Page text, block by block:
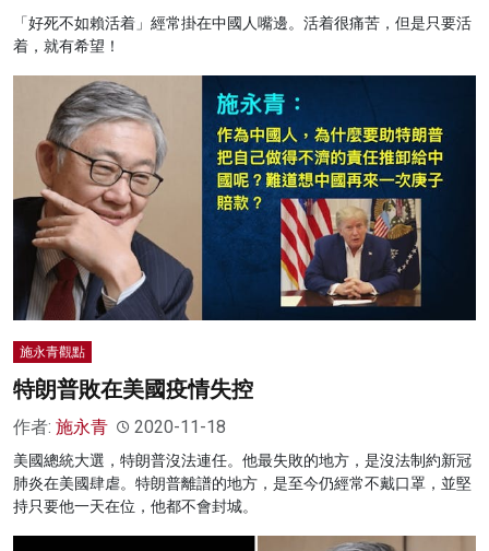
「好死不如賴活着」經常掛在中國人嘴邊。活着很痛苦，但是只要活
着，就有希望！
施永青觀點
特朗普敗在美國疫情失控
作者: 施永青 2020-11-18
美國總統大選，特朗普沒法連任。他最失敗的地方，是沒法制約新冠
肺炎在美國肆虐。特朗普離譜的地方，是至今仍經常不戴口罩，並堅
持只要他一天在位，他都不會封城。